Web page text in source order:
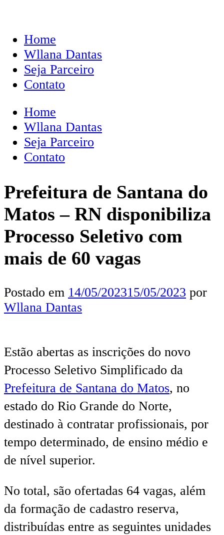
Home
Wllana Dantas
Seja Parceiro
Contato
Home
Wllana Dantas
Seja Parceiro
Contato
Prefeitura de Santana do
Matos – RN disponibiliza
Processo Seletivo com
mais de 60 vagas
Postado em 14/05/202315/05/2023 por
Wllana Dantas
Estão abertas as inscrições do novo
Processo Seletivo Simplificado da
Prefeitura de Santana do Matos, no
estado do Rio Grande do Norte,
destinado à contratar profissionais, por
tempo determinado, de ensino médio e
de nível superior.
No total, são ofertadas 64 vagas, além
da formação de cadastro reserva,
distribuídas entre as seguintes unidades